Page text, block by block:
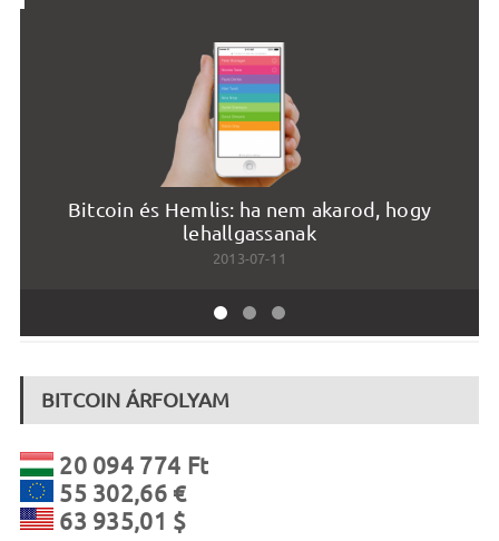
Bitcoin és Hemlis: ha nem akarod, hogy
lehallgassanak
2013-07-11
BITCOIN ÁRFOLYAM
20 094 774 Ft
55 302,66 €
63 935,01 $